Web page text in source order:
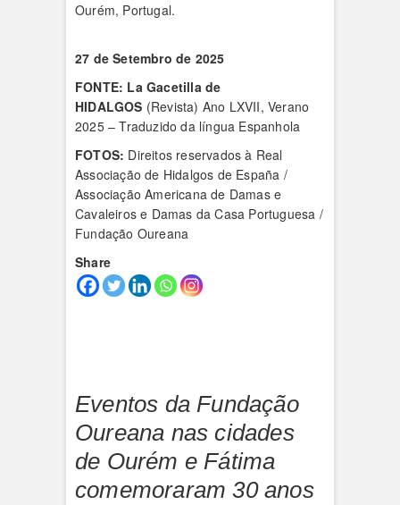
Ourém, Portugal.
27 de Setembro de 2025
FONTE: La Gacetilla de
HIDALGOS (Revista) Ano LXVII, Verano
2025 – Traduzido da língua Espanhola
FOTOS: Direitos reservados à Real
Associação de Hidalgos de España /
Associação Americana de Damas e
Cavaleiros e Damas da Casa Portuguesa /
Fundação Oureana
Share
Eventos da Fundação
Oureana nas cidades
de Ourém e Fátima
comemoraram 30 anos